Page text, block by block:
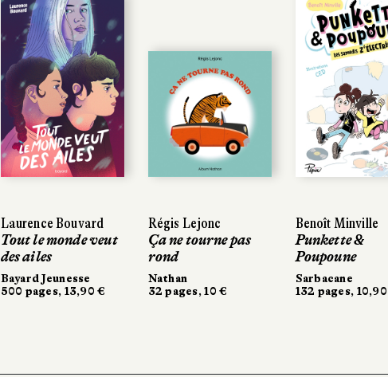
Laurence Bouvard
Tout le monde veut
des ailes
Bayard Jeunesse
500 pages, 13,90 €
Régis Lejonc
Ça ne tourne pas
rond
Nathan
32 pages, 10 €
Benoît Minville
Punkette &
Poupoune
Sarbacane
132 pages,
Laurence Bouvard
Tout le monde veut
des ailes
Bayard Jeunesse
500 pages, 13,90 €
Régis Lejonc
Ça ne tourne pas
rond
Nathan
32 pages, 10 €
Benoît Minville
Punkette &
Poupoune
Sarbacane
132 pages,